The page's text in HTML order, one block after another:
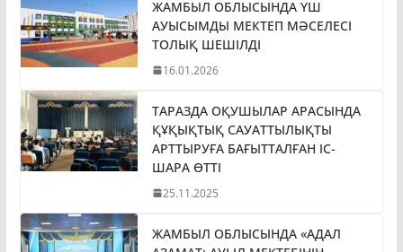
ЖАМБЫЛ ОБЛЫСЫНДА ҮШ
АУЫСЫМДЫ МЕКТЕП МӘСЕЛЕСІ
ТОЛЫҚ ШЕШІЛДІ
16.01.2026
ТАРАЗДА ОҚУШЫЛАР АРАСЫНДА
ҚҰҚЫҚТЫҚ САУАТТЫЛЫҚТЫ
АРТТЫРУҒА БАҒЫТТАЛҒАН ІС-
ШАРА ӨТТІ
25.11.2025
ЖАМБЫЛ ОБЛЫСЫНДА «АДАЛ